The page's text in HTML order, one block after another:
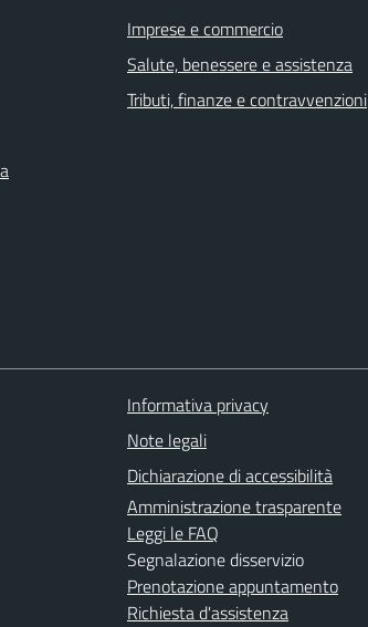
Imprese e commercio
Salute, benessere e assistenza
Tributi, finanze e contravvenzioni
Informativa privacy
Note legali
Dichiarazione di accessibilità
Amministrazione trasparente
Leggi le FAQ
Segnalazione disservizio
Prenotazione appuntamento
Richiesta d'assistenza